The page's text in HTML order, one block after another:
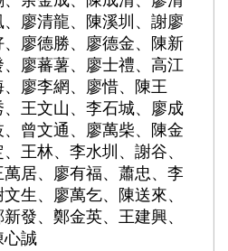
、廖清龍、陳溪圳、謝廖
、廖德勝、廖德金、陳新
、廖蕃薯、廖士禮、高江
、廖李網、廖惜、陳王
、王文山、李石城、廖成
、曾文通、廖萬柴、陳金
、王林、李水圳、謝谷、
萬居、廖有福、蕭忠、李
文生、廖萬乞、陳送來、
新發、鄭金英、王建興、
心誠